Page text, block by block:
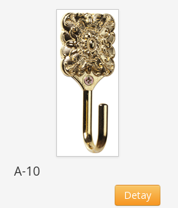
A-10
Detay